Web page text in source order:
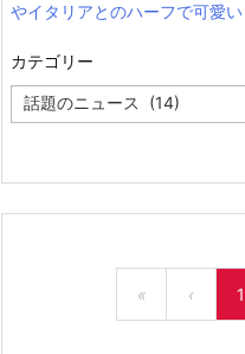
やイタリアとのハーフで可愛
カテゴリー
カ
テ
ー
« ‹ 1